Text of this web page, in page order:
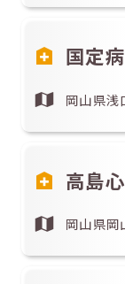
国定
岡山県
高島
岡山県